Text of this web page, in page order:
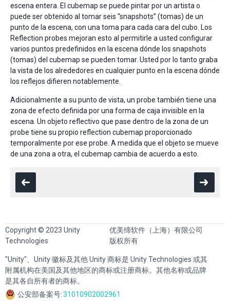
escena entera. El cubemap se puede pintar por un artista o
puede ser obtenido al tomar seis “snapshots” (tomas) de un
punto de la escena, con una toma para cada cara del cubo. Los
Reflection probes mejoran esto al permitirle a usted configurar
varios puntos predefinidos en la escena dónde los snapshots
(tomas) del cubemap se pueden tomar. Usted por lo tanto graba
la vista de los alrededores en cualquier punto en la escena dónde
los reflejos difieren notablemente.
Adicionalmente a su punto de vista, un probe también tiene una
zona de efecto definida por una forma de caja invisible en la
escena. Un objeto reflectivo que pase dentro de la zona de un
probe tiene su propio reflection cubemap proporcionado
temporalmente por ese probe. A medida que el objeto se mueve
de una zona a otra, el cubemap cambia de acuerdo a esto.
Copyright © 2023 Unity
Technologies
优美缔软件（上海）有限公司
版权所有
"Unity"、Unity 徽标及其他 Unity 商标是 Unity Technologies 或其
附属机构在美国及其他地区的商标或注册商标。其他名称或品牌
是其各自所有者的商标。
公安部备案号:31010902002961